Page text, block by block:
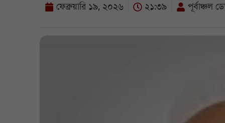
ফেব্রুয়ারি ১৯, ২০২৬ ২১:৩৯ পূর্বাঞ্চল